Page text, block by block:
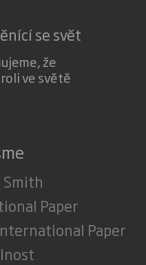
se svět
že
ve světě
Smith
Paper
Paper